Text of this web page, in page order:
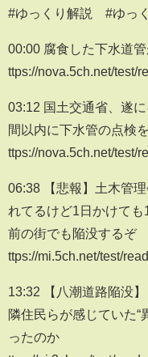
#ゆっくり解説 #ゆっ
00:00 腐食した下水道
ttps://nova.5ch.net/test/
03:12 国土交通省、遂
間以内に下水管の点検を
ttps://nova.5ch.net/test/
06:38 【悲報】土木管
れてるけど1日かけて
前の街でも陥没するぞ
ttps://mi.5ch.net/test/
13:32 【八潮道路陥没
隣住民らが感じていた
ったのか